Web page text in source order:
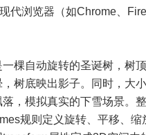
代浏览器（如Chrome、
棵自动旋转的圣诞树，树
，树底映出影子。同时，大
落，模拟真实的下雪场景。
规则定义旋转、平移、